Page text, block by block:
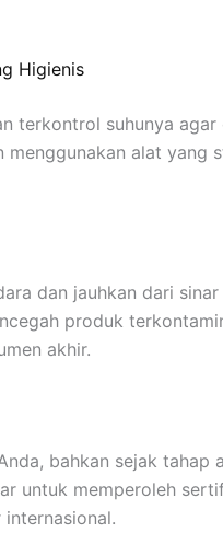
Higienis
terkontrol suhunya agar
menggunakan alat yang
dan jauhkan dari
produk
akhir.
bahkan sejak tahap
untuk memperoleh